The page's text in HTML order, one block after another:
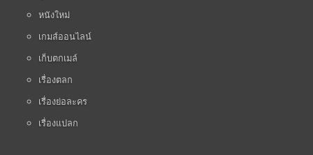
หนังใหม่
เกมส์ออนไลน์
เก็บตกเมล์
เรื่องตลก
เรื่องย่อละคร
เรื่องแปลก